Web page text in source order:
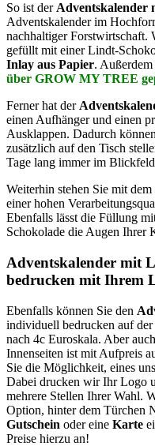
So ist derAdventskalender
Adventskalender im
nachhaltiger Forstwirtschaft.
gefüllt mit einer Lindt-
Inlay aus Papier.
über GROW MY TREE
Ferner hat der
einen Aufhänger und einen
Ausklappen. Dadurch
zusätzlich auf den Tisch
Tage lang immer im
Weiterhin stehen Sie mit dem
einer hohen
Ebenfalls lässt die Füllung
Schokolade die Augen Ihrer
Adventskalender mit
bedrucken mit Ihrem
Ebenfalls können Sie den
individuell bedrucken auf
nach 4c Euroskala. Aber
Innenseiten ist mit Aufpreis
Sie die Möglichkeit, eines
Dabei drucken wir Ihr Logo
mehrere Stellen Ihrer Wahl.
Option, hinter dem Türchen
Gutschein oder eine Karte
Preise hierzu an!